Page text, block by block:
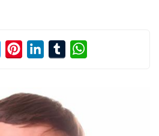
TwitterPinterestLinkedInTumblr